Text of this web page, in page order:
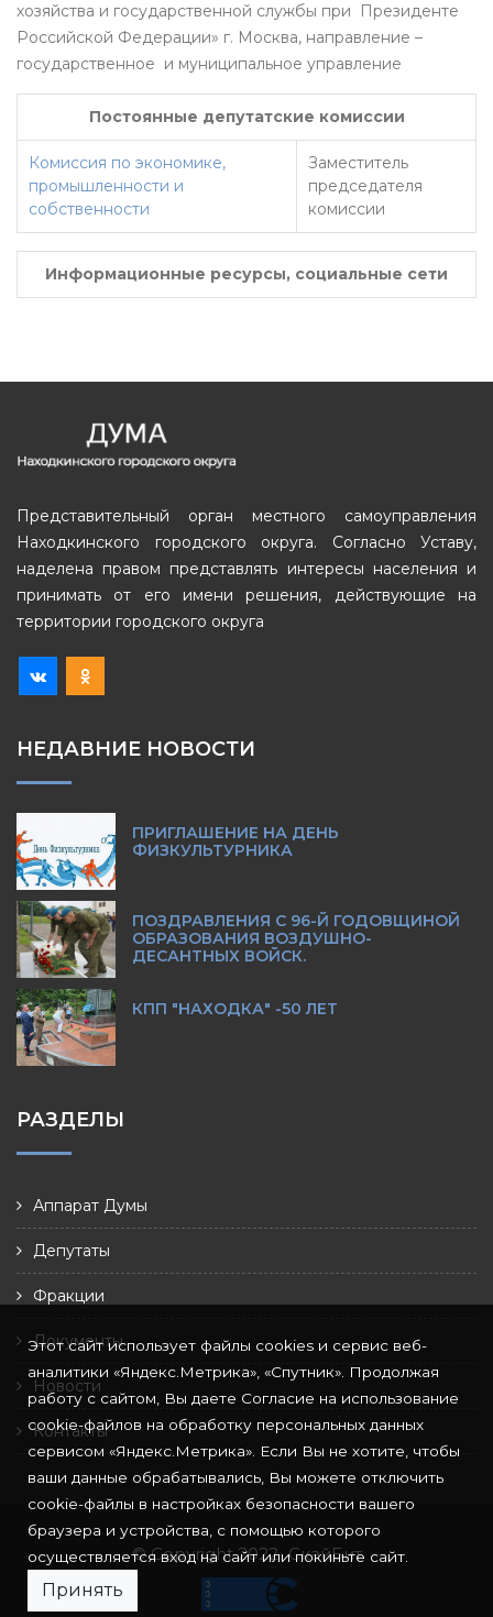
хозяйства и государственной службы при Президенте
Российской Федерации» г. Москва, направление –
государственное и муниципальное управление
Постоянные депутатские комиссии
Комиссия по экономике,
промышленности и
собственности
Заместитель
председателя
комиссии
Информационные ресурсы, социальные сети
Представительный орган местного самоуправления
Находкинского городского округа. Согласно Уставу,
наделена правом представлять интересы населения и
принимать от его имени решения, действующие на
территории городского округа
НЕДАВНИЕ НОВОСТИ
ПРИГЛАШЕНИЕ НА ДЕНЬ
ФИЗКУЛЬТУРНИКА
ПОЗДРАВЛЕНИЯ С 96-Й ГОДОВЩИНОЙ
ОБРАЗОВАНИЯ ВОЗДУШНО-
ДЕСАНТНЫХ ВОЙСК.
КПП "НАХОДКА" -50 ЛЕТ
РАЗДЕЛЫ
Аппарат Думы
Депутаты
Фракции
Документы
Новости
Контакты
© Copyright 2022 СкайБит
Этот сайт использует файлы cookies и сервис веб-
аналитики «Яндекс.Метрика», «Спутник». Продолжая
работу с сайтом, Вы даете Согласие на использование
cookie-файлов на обработку персональных данных
сервисом «Яндекс.Метрика». Если Вы не хотите, чтобы
ваши данные обрабатывались, Вы можете отключить
cookie-файлы в настройках безопасности вашего
браузера и устройства, с помощью которого
осуществляется вход на сайт или покиньте сайт.
Принять